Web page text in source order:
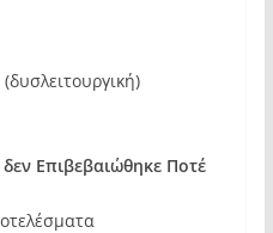
Επιβεβαιώθηκε Ποτέ